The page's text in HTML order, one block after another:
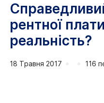
рентної
реальність?
18 Травня 2017 116